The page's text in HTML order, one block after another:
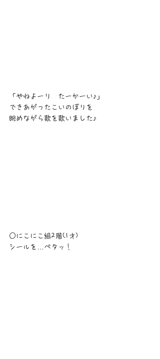
「やねよーり　たーかーい♪」
できあがったこいのぼりを
眺めながら歌を歌いました♪
○にこにこ組2階(1才)
シールを…ペタッ！